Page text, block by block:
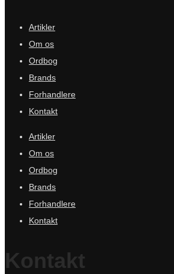
Artikler
Om os
Ordbog
Brands
Forhandlere
Kontakt
Artikler
Om os
Ordbog
Brands
Forhandlere
Kontakt
Kontakt